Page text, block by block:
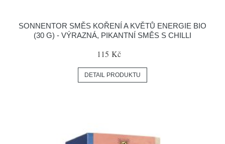
SONNENTOR SMĚS KOŘENÍ A KVĚTŮ ENERGIE BIO
(30 G) - VÝRAZNÁ, PIKANTNÍ SMĚS S CHILLI
115 Kč
DETAIL PRODUKTU